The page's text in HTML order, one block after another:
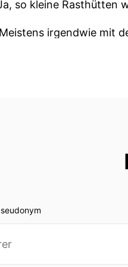
so kleine Rasthütten
irgendwie mit
Ganz nahe also direkt
ihr das?